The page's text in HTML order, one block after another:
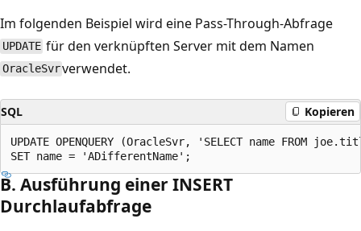
Im folgenden Beispiel wird eine Pass-Through-Abfrage
UPDATE für den verknüpften Server mit dem Namen
OracleSvrverwendet.
SQL Kopieren
UPDATE OPENQUERY (OracleSvr, 'SELECT name FROM
B. Ausführung einer INSERT
Durchlaufabfrage